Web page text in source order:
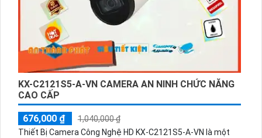
KX-C2121S5-A-VN CAMERA AN NINH CHỨC NĂNG
CAO CẤP
676,000 ₫
1,040,000 ₫
Thiết Bị Camera Công Nghệ HD KX-C2121S5-A-VN là một